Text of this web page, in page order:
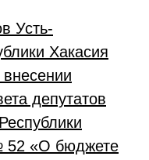
Усть-
Хакасия
депутатов
52 «О бюджете